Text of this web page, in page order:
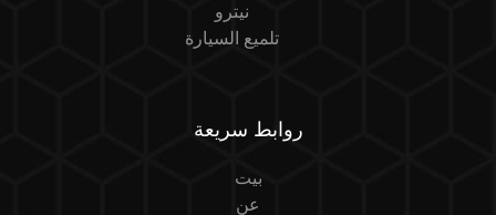
نيترو
تلميع السيارة
روابط سريعة
بيت
عن